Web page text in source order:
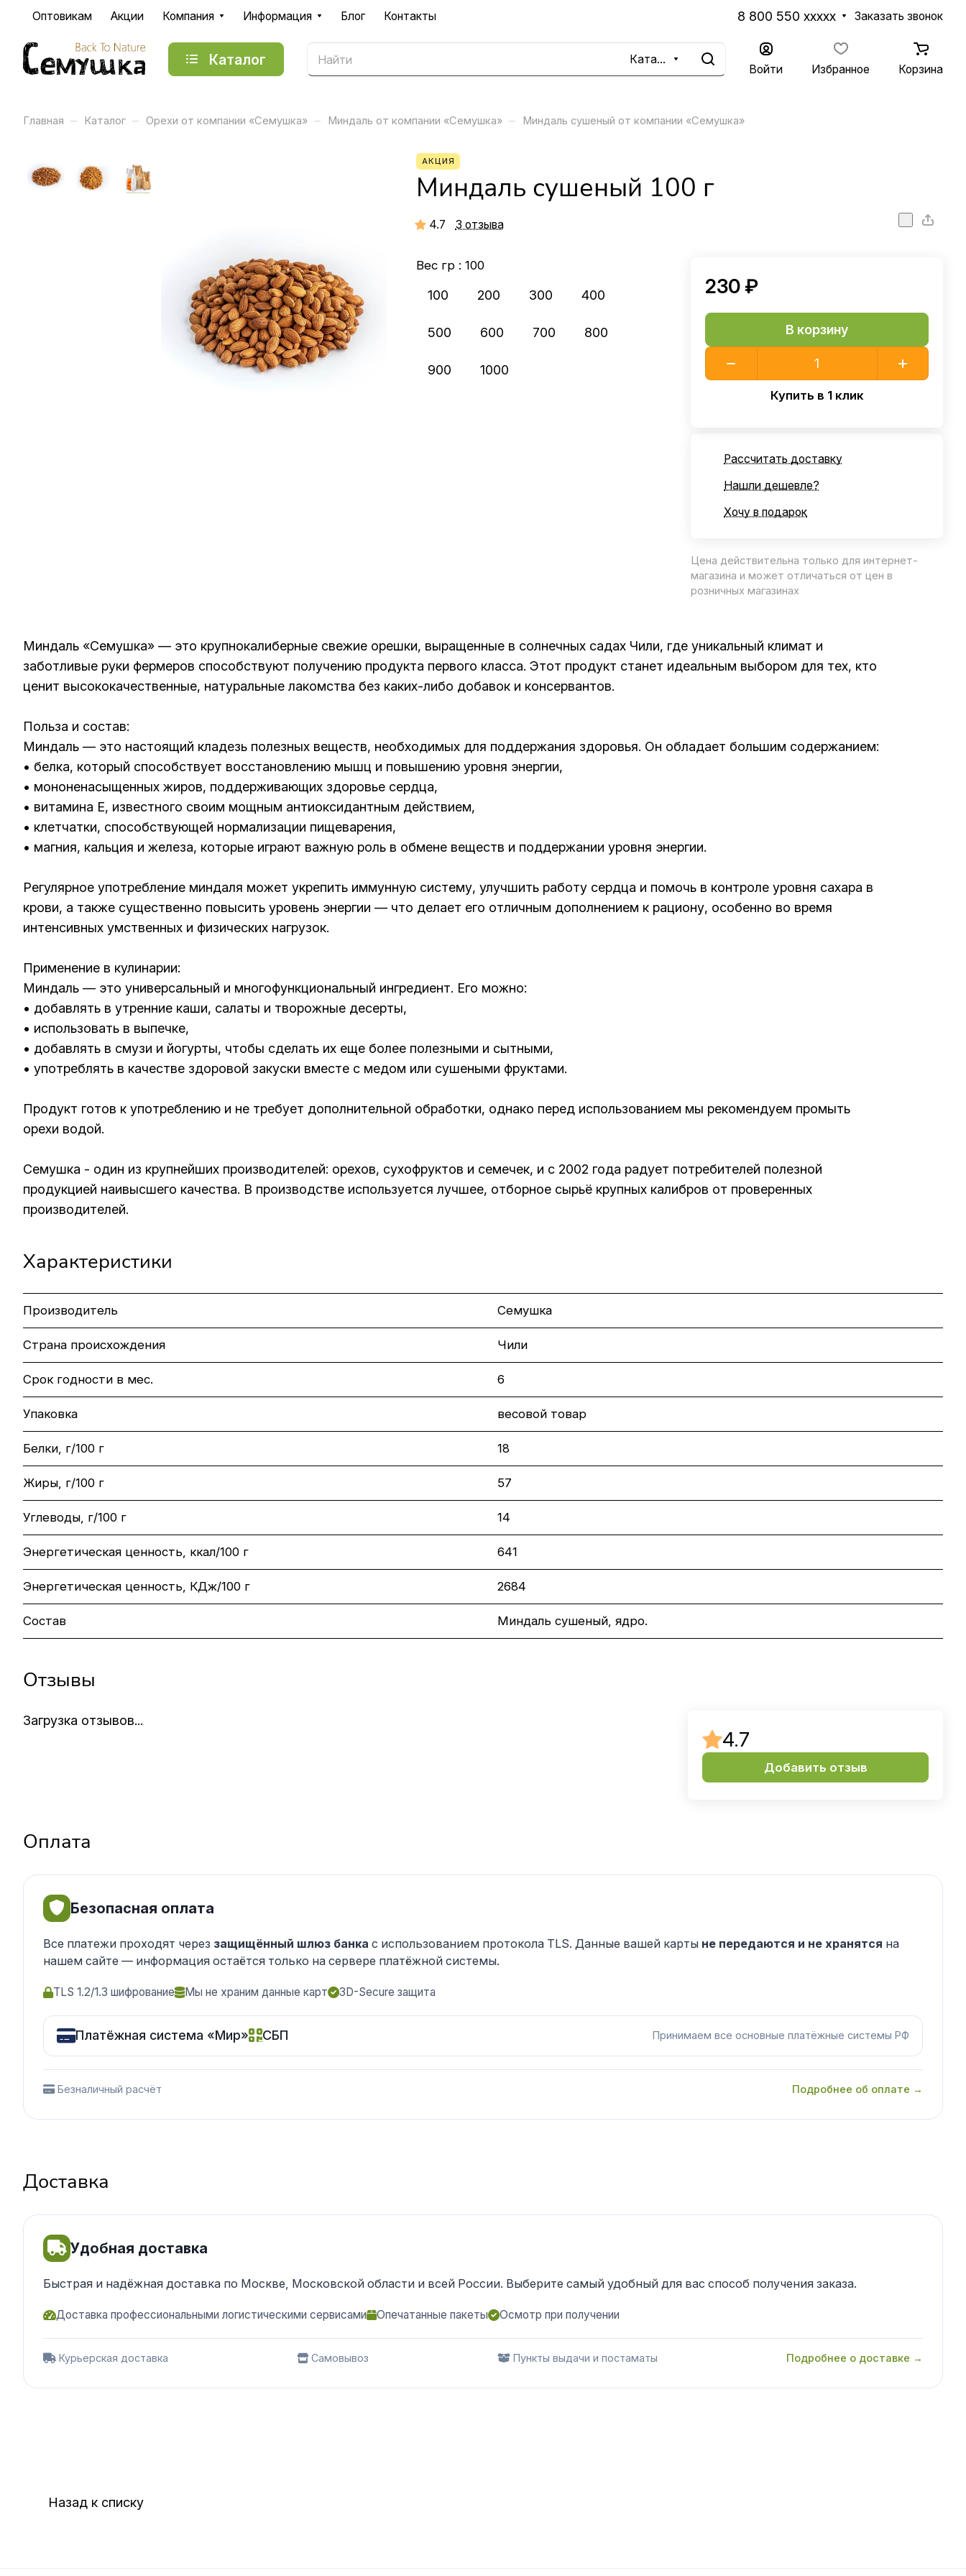
Оптовикам Акции Компания Информация Блог Контакты 8 800 550 xxxxx Заказать звонок
Каталог Каталог
Войти Избранное Корзина
Главная – Каталог – Орехи от компании «Семушка» – Миндаль от компании «Семушка» – Миндаль сушеный от компании «Семушка»
АКЦИЯ
Миндаль сушеный 100 г
4.7 3 отзыва
Вес гр : 100
100 200 300 400
500 600 700 800
900 1000
230 ₽
В корзину
Купить в 1 клик
Рассчитать доставку
Нашли дешевле?
Хочу в подарок
Цена действительна только для интернет-
магазина и может отличаться от цен в
розничных магазинах
Миндаль «Семушка» — это крупнокалиберные свежие орешки, выращенные в солнечных садах Чили, где уникальный климат и
заботливые руки фермеров способствуют получению продукта первого класса. Этот продукт станет идеальным выбором для тех, кто
ценит высококачественные, натуральные лакомства без каких-либо добавок и консервантов.
Польза и состав:
Миндаль — это настоящий кладезь полезных веществ, необходимых для поддержания здоровья. Он обладает большим содержанием:
• белка, который способствует восстановлению мышц и повышению уровня энергии,
• мононенасыщенных жиров, поддерживающих здоровье сердца,
• витамина E, известного своим мощным антиоксидантным действием,
• клетчатки, способствующей нормализации пищеварения,
• магния, кальция и железа, которые играют важную роль в обмене веществ и поддержании уровня энергии.
Регулярное употребление миндаля может укрепить иммунную систему, улучшить работу сердца и помочь в контроле уровня сахара в
крови, а также существенно повысить уровень энергии — что делает его отличным дополнением к рациону, особенно во время
интенсивных умственных и физических нагрузок.
Применение в кулинарии:
Миндаль — это универсальный и многофункциональный ингредиент. Его можно:
• добавлять в утренние каши, салаты и творожные десерты,
• использовать в выпечке,
• добавлять в смузи и йогурты, чтобы сделать их еще более полезными и сытными,
• употреблять в качестве здоровой закуски вместе с медом или сушеными фруктами.
Продукт готов к употреблению и не требует дополнительной обработки, однако перед использованием мы рекомендуем промыть
орехи водой.
Семушка - один из крупнейших производителей: орехов, сухофруктов и семечек, и с 2002 года радует потребителей полезной
продукцией наивысшего качества. В производстве используется лучшее, отборное сырьё крупных калибров от проверенных
производителей.
Характеристики
Производитель Семушка
Страна происхождения Чили
Срок годности в мес. 6
Упаковка весовой товар
Белки, г/100 г 18
Жиры, г/100 г 57
Углеводы, г/100 г 14
Энергетическая ценность, ккал/100 г 641
Энергетическая ценность, КДж/100 г 2684
Состав Миндаль сушеный, ядро.
Отзывы
Загрузка отзывов...
4.7
Добавить отзыв
Оплата
Безопасная оплата
Все платежи проходят через защищённый шлюз банка с использованием протокола TLS. Данные вашей карты не передаются и не хранятся на
нашем сайте — информация остаётся только на сервере платёжной системы.
TLS 1.2/1.3 шифрование Мы не храним данные карт 3D-Secure защита
Платёжная система «Мир» СБП Принимаем все основные платёжные системы РФ
Безналичный расчёт Подробнее об оплате →
Доставка
Удобная доставка
Быстрая и надёжная доставка по Москве, Московской области и всей России. Выберите самый удобный для вас способ получения заказа.
Доставка профессиональными логистическими сервисами Опечатанные пакеты Осмотр при получении
Курьерская доставка Самовывоз Пункты выдачи и постаматы Подробнее о доставке →
Назад к списку